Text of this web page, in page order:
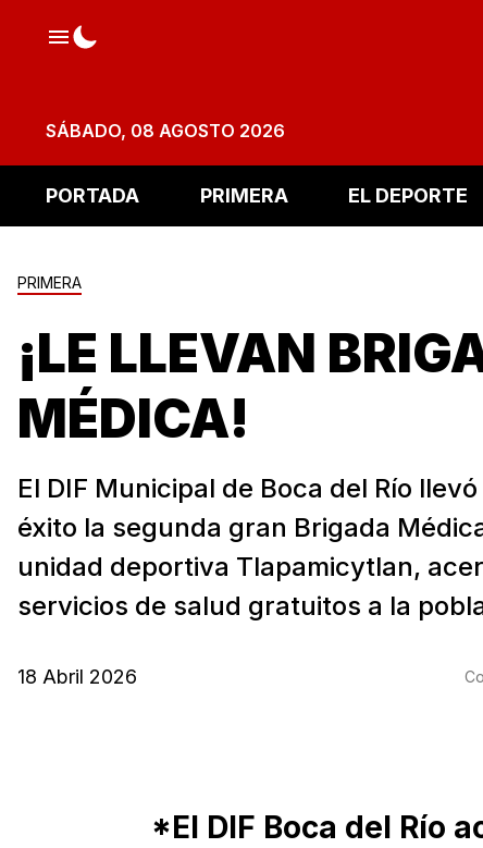
SÁBADO, 08 AGOSTO 2026
PORTADA PRIMERA EL DEPORTE
PRIMERA
¡LE LLEVAN
MÉDICA!
El DIF Municipal de Boca del Río
éxito la segunda gran Brigada
unidad deportiva Tlapamicytlan,
servicios de salud gratuitos a la
18 Abril 2026
*El DIF Boca del Río